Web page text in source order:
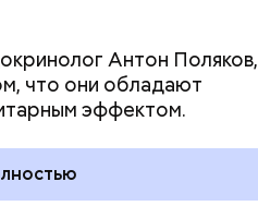
Антон Поляков,
что они обладают
эффектом.